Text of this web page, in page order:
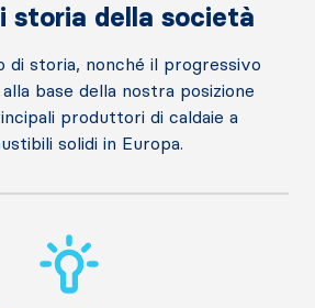
storia della società
di storia, nonché il progressivo
base della nostra posizione
produttori di caldaie a
solidi in Europa.